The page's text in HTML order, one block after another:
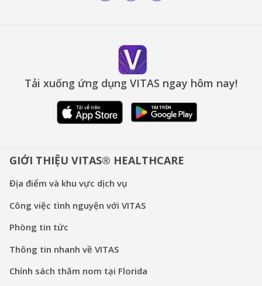
Tải xuống ứng dụng VITAS ngay hôm nay!
GIỚI THIỆU VITAS® HEALTHCARE
Địa điểm và khu vực dịch vụ
Công việc tình nguyện với VITAS
Phòng tin tức
Thông tin nhanh về VITAS
Chính sách thăm nom tại Florida